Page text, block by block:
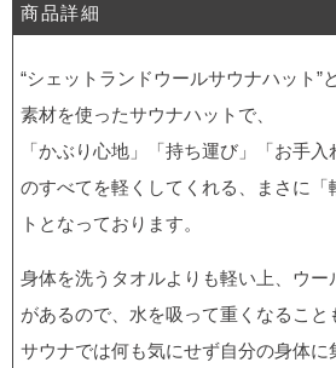
商品詳細
“シェットランドウールサウナハット”
素材を使ったサウナハットで、
「かぶり心地」「持ち運び」「お手入
のすべてを軽くしてくれる、まさに「
トとなっております。
身体を洗うタオルよりも軽い上、ウ
があるので、水を吸って重くなること
サウナでは何も気にせず自分の身体に